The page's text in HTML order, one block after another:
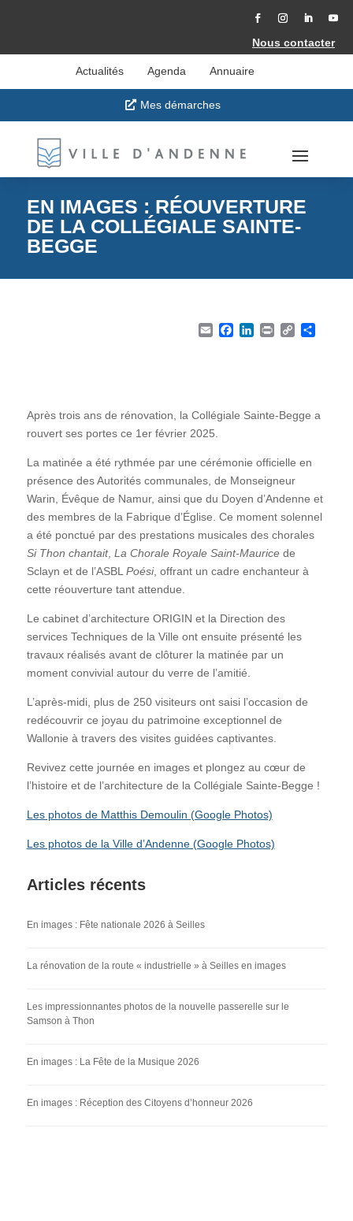
Nous contacter
Actualités Agenda Annuaire
Mes démarches
EN IMAGES : RÉOUVERTURE
DE LA COLLÉGIALE SAINTE-
BEGGE
EmailFacebook
LinkedIn
PrintCopy
Après trois ans de rénovation, la Collégiale Sainte-Begge a
rouvert ses portes ce 1er février 2025.
La matinée a été rythmée par une cérémonie officielle en
présence des Autorités communales, de Monseigneur
Warin, Évêque de Namur, ainsi que du Doyen d’Andenne et
des membres de la Fabrique d’Église. Ce moment solennel
a été ponctué par des prestations musicales des chorales
Si Thon chantait, La Chorale Royale Saint-Mauricede
Sclayn et de l’ASBL Poési, offrant un cadre enchanteur à
cette réouverture tant attendue.
Le cabinet d’architecture ORIGIN et la Direction des
services Techniques de la Ville ont ensuite présenté les
travaux réalisés avant de clôturer la matinée par un
moment convivial autour du verre de l’amitié.
L’après-midi, plus de 250 visiteurs ont saisi l’occasion de
redécouvrir ce joyau du patrimoine exceptionnel de
Wallonie à travers des visites guidées captivantes.
Revivez cette journée en images et plongez au cœur de
l’histoire et de l’architecture de la Collégiale Sainte-Begge !
Les photos de Matthis Demoulin (Google Photos)
Les photos de la Ville d’Andenne (Google Photos)
Articles récents
En images : Fête nationale 2026 à Seilles
La rénovation de la route « industrielle » à Seilles en images
Les impressionnantes photos de la nouvelle passerelle sur le
Samson à Thon
En images : La Fête de la Musique 2026
En images : Réception des Citoyens d’honneur 2026